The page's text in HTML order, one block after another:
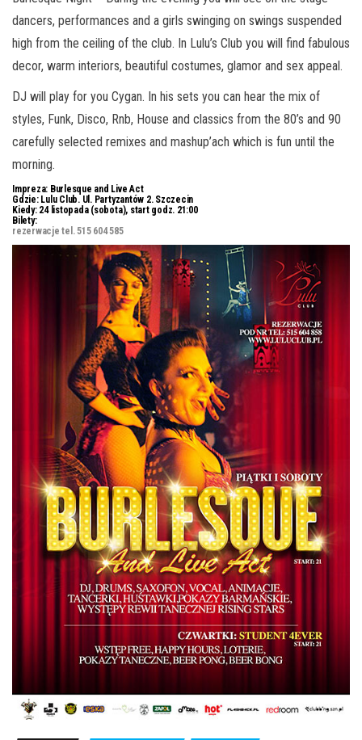
dancers, performances and a girls swinging on swings suspended
high from the ceiling of the club. In Lulu’s Club you will find fabulous
decor, warm interiors, beautiful costumes, glamor and sex appeal.
DJ will play for you Cygan. In his sets you can hear the mix of
styles, Funk, Disco, Rnb, House and classics from the 80’s and 90
carefully selected remixes and mashup’ach which is fun until the
morning.
Impreza: Burlesque and Live Act
Gdzie:Lulu Club. Ul. Partyzantów 2. Szczecin
Kiedy:24 listopada (sobota), start godz. 21:00
Bilety:
rezerwacje tel. 515 604 585